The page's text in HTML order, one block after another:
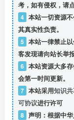
考，如有侵权，请
4 本站一切资源
其真实性负责。
5 本站一律禁止
客发现请向站长举
6 本站资源大多
会第一时间更新。
7 本站采用知识
可协议进行许可
8 声明：根据中